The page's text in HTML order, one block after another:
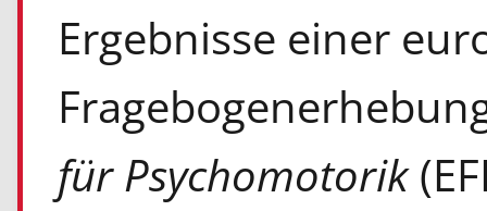
Ergebnisse einer
für Psychomotorik